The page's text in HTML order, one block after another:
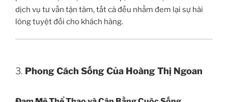
dịch vụ tư vấn tận tâm, tất cả đều nhằm đem lại sự hài
lòng tuyệt đối cho khách hàng.
3. Phong Cách Sống Của Hoàng Thị Ngoan